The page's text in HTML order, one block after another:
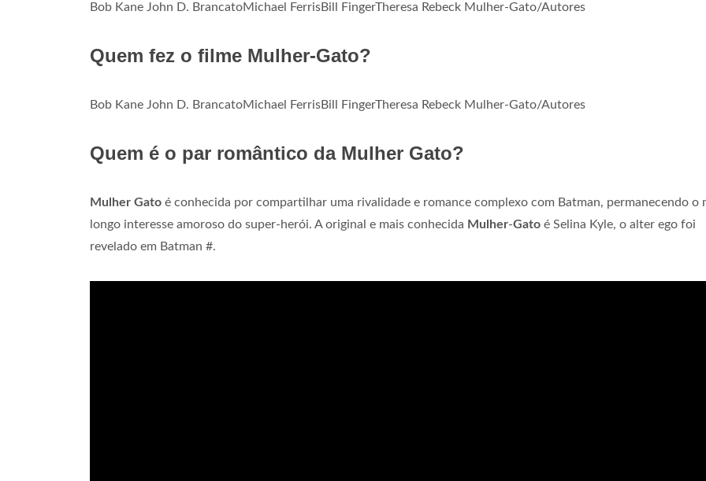
Bob Kane John D. BrancatoMichael FerrisBill FingerTheresa Rebeck Mulher-Gato/Autores
Quem fez o filme Mulher-Gato?
Bob Kane John D. BrancatoMichael FerrisBill FingerTheresa Rebeck Mulher-Gato/Autores
Quem é o par romântico da Mulher Gato?
Mulher Gato é conhecida por compartilhar uma rivalidade e romance complexo com Batman, permanecendo o
longo interesse amoroso do super-herói. A original e mais conhecida Mulher-Gato é Selina Kyle, o alter ego foi
revelado em Batman #.